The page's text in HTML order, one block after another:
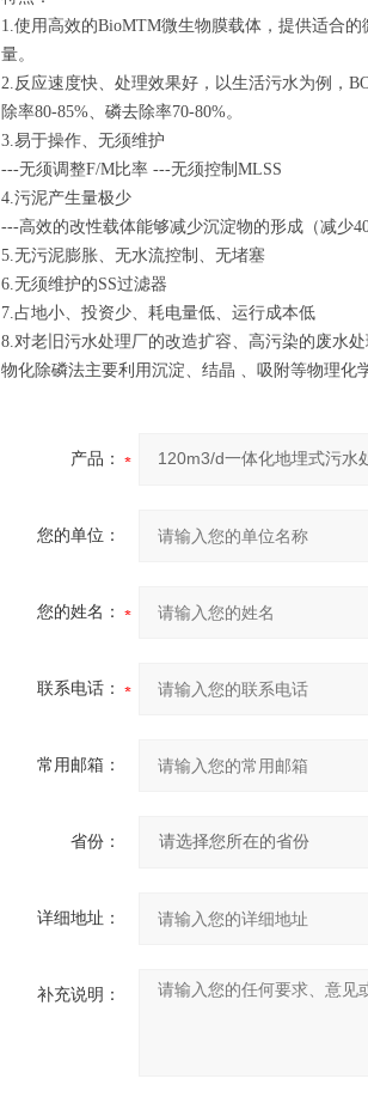
1.使用高效的BioMTM微生物膜载体，提供适合
量。
2.反应速度快、处理效果好，以生活污水为例，
除率80-85%、磷去除率70-80%。
3.易于操作、无须维护
---无须调整F/M比率 ---无须控制MLSS
4.污泥产生量极少
---高效的改性载体能够减少沉淀物的形成（减少
5.无污泥膨胀、无水流控制、无堵塞
6.无须维护的SS过滤器
7.占地小、投资少、耗电量低、运行成本低
8.对老旧污水处理厂的改造扩容、高污染的废水
物化除磷法主要利用沉淀、结晶 、吸附等物理化
产品：
您的单位：
您的姓名：
联系电话：
常用邮箱：
省份：
详细地址：
补充说明：